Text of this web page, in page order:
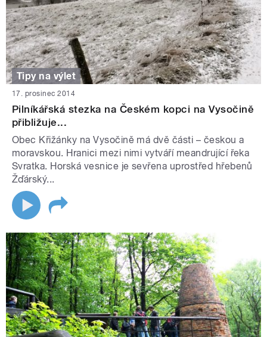
Tipy na výlet
17. prosinec 2014
Pilníkářská stezka na Českém kopci na Vysočině
přibližuje...
Obec Křižánky na Vysočině má dvě části – českou a
moravskou. Hranici mezi nimi vytváří meandrující řeka
Svratka. Horská vesnice je sevřena uprostřed hřebenů
Žďárský...